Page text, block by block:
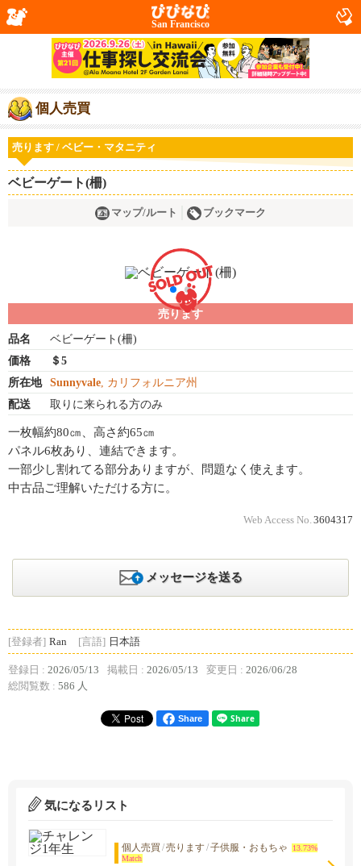
San Francisco
個人売買
売ります / ベビー・マタニティ
ベビーゲート(柵)
マップ/ルート ブックマーク
売ります
品名
ベビーゲート(柵)
価格
＄5
所在地
Sunnyvale, カリフォルニア州
配送
取りに来られる方のみ
一枚幅約80㎝、高さ約65㎝
パネル6枚あり、連結できます。
一部少し割れてる部分ありますが、問題なく使えます。
中古品ご理解いただける方に。
Web Access No. 3604317
メッセージを送る
[登録者] Ran [言語] 日本語
登録日 : 2026/05/13 掲載日 : 2026/05/13 変更日 : 2026/06/28
総閲覧数 : 586 人
Share
気になるリスト
個人売買 /売ります/子供服・おもちゃ
13.73%
Match